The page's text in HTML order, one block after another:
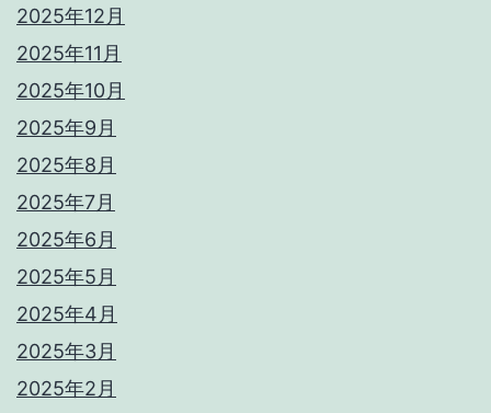
2025年12月
2025年11月
2025年10月
2025年9月
2025年8月
2025年7月
2025年6月
2025年5月
2025年4月
2025年3月
2025年2月